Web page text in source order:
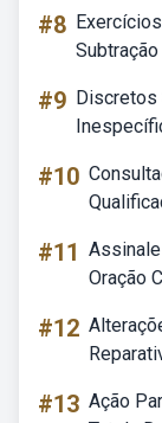
#8
#9 Discretos
#10
#11
Oração
#12
#13 Ação